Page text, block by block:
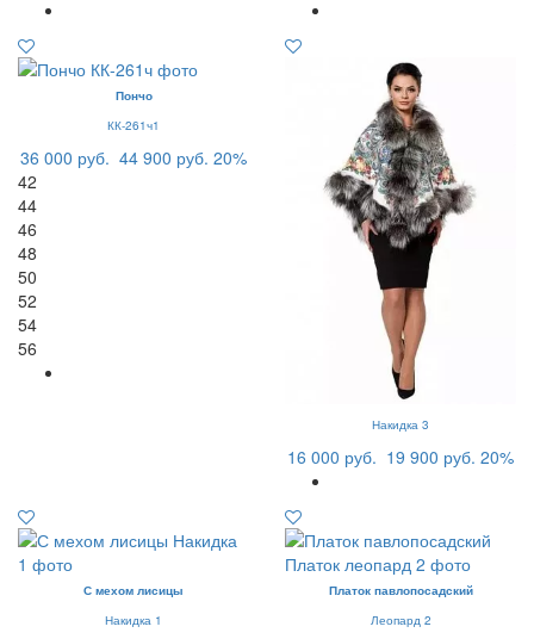
Пончо
КК-261ч1
36 000 руб. 44 900 руб. 20%
42
44
46
48
50
52
54
56
Накидка 3
16 000 руб. 19 900 руб. 20%
С мехом лисицы
Накидка 1
Платок павлопосадский
Леопард 2